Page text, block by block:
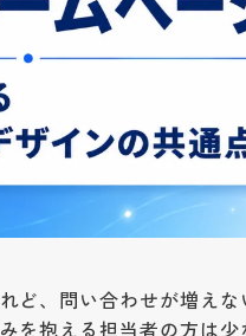
ど、問い合わせが増え
を抱える担当者の方は